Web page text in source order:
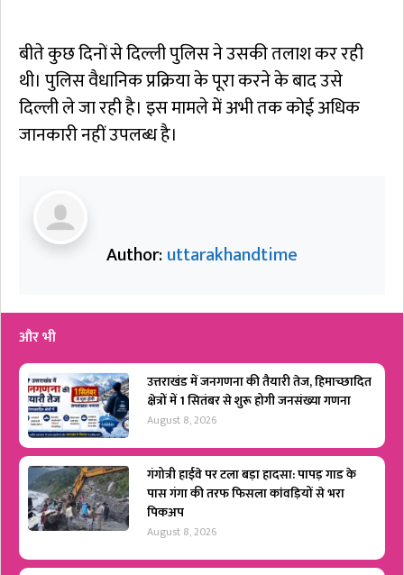
बीते कुछ दिनों से दिल्ली पुलिस ने उसकी तलाश कर रही
थी। पुलिस वैधानिक प्रक्रिया के पूरा करने के बाद उसे
दिल्ली ले जा रही है। इस मामले में अभी तक कोई अधिक
जानकारी नहीं उपलब्ध है।
Author:uttarakhandtime
और भी
उत्तराखंड में जनगणना की तैयारी तेज, हिमाच्छादित
क्षेत्रों में 1 सितंबर से शुरू होगी जनसंख्या गणना
August 8, 2026
गंगोत्री हाईवे पर टला बड़ा हादसा: पापड़ गाड के
पास गंगा की तरफ फिसला कांवड़ियों से भरा
पिकअप
August 8, 2026